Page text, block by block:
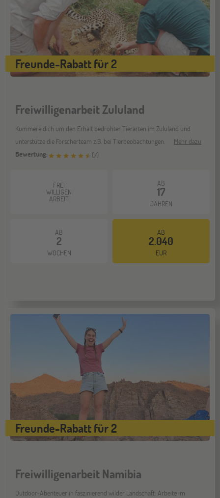
Freunde-Rabatt für 2
Freiwilligenarbeit Zululand
Kümmere dich um den Erhalt bedrohter Tierarten im Zululand und
unterstütze die Forscherteam z.B. bei Tierbeobachtungen.
Mehr dazu
Bewertung:
(7)
FREI
WILLIGEN
ARBEIT
AB
17
JAHREN
AB
2
WOCHEN
AB
2.040
EUR
Freunde-Rabatt für 2
Freiwilligenarbeit Namibia
Outdoor-Abenteuer in faszinierend wilder Landschaft: Arbeite im